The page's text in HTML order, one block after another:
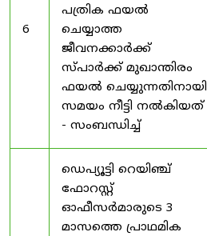
6
പത്രിക ഫയൽ
ചെയ്യാത്ത
ജീവനക്കാർക്ക്
സ്പാർക്ക് മുഖാന്തിരം
ഫയൽ ചെയ്യുന്നതിനായി
സമയം നീട്ടി നൽകിയത്
- സംബന്ധിച്ച്
ഡെപ്യൂട്ടി റെയിഞ്ച്
ഫോറസ്റ്റ്
ഓഫീസർമാരുടെ 3
മാസത്തെ പ്രാഥമിക